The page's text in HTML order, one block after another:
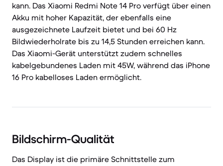
kann. Das Xiaomi Redmi Note 14 Pro verfügt über einen
Akku mit hoher Kapazität, der ebenfalls eine
ausgezeichnete Laufzeit bietet und bei 60 Hz
Bildwiederholrate bis zu 14,5 Stunden erreichen kann.
Das Xiaomi-Gerät unterstützt zudem schnelles
kabelgebundenes Laden mit 45W, während das iPhone
16 Pro kabelloses Laden ermöglicht.
Bildschirm-Qualität
Das Display ist die primäre Schnittstelle zum